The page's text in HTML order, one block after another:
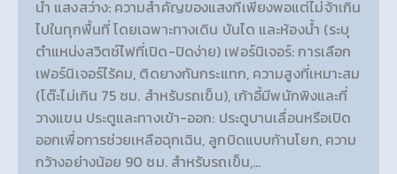
น้ำ แสงสว่าง: ความสำคัญของแสงที่เพียงพอแต่ไม่จ้าเกิน
ไปในทุกพื้นที่ โดยเฉพาะทางเดิน บันได และห้องน้ำ (ระบุ
ตำแหน่งสวิตช์ไฟที่เปิด-ปิดง่าย) เฟอร์นิเจอร์: การเลือก
เฟอร์นิเจอร์ไร้คม, ติดยางกันกระแทก, ความสูงที่เหมาะสม
(โต๊ะไม่เกิน 75 ซม. สำหรับรถเข็น), เก้าอี้มีพนักพิงและที่
วางแขน ประตูและทางเข้า-ออก: ประตูบานเลื่อนหรือเปิด
ออกเพื่อการช่วยเหลือฉุกเฉิน, ลูกบิดแบบก้านโยก, ความ
กว้างอย่างน้อย 90 ซม. สำหรับรถเข็น,…